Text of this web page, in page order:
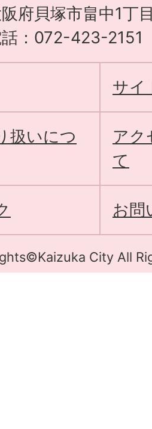
府貝塚市畠中1丁
：072-423-2151
サイ
扱いにつ
アク
て
お問
City All